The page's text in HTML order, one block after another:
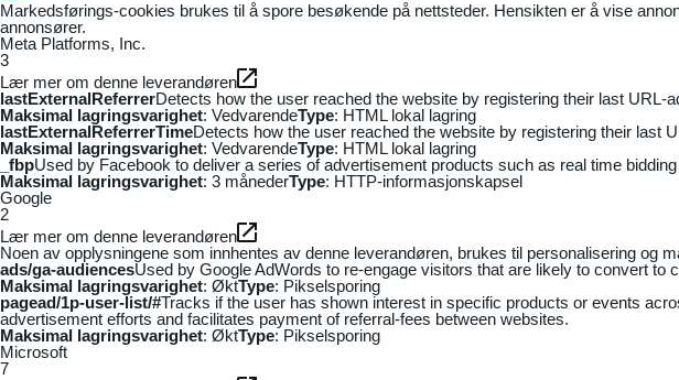
Markedsførings-cookies brukes til å spore besøkende på nettsteder. Hensikten er å vise
annonsører.
Meta Platforms, Inc.
3
Lær mer om denne leverandøren
lastExternalReferrerDetects how the user reached the website by registering their last URL-
Maksimal lagringsvarighet: VedvarendeType: HTML lokal lagring
lastExternalReferrerTimeDetects how the user reached the website by registering their last
Maksimal lagringsvarighet: VedvarendeType: HTML lokal lagring
_fbpUsed by Facebook to deliver a series of advertisement products such as real time
Maksimal lagringsvarighet: 3 månederType: HTTP-informasjonskapsel
Google
2
Lær mer om denne leverandøren
Noen av opplysningene som innhentes av denne leverandøren, brukes til personalisering og
ads/ga-audiencesUsed by Google AdWords to re-engage visitors that are likely to convert
Maksimal lagringsvarighet: ØktType: Pikselsporing
pagead/1p-user-list/#Tracks if the user has shown interest in specific products or events
advertisement efforts and facilitates payment of referral-fees between websites.
Maksimal lagringsvarighet: ØktType: Pikselsporing
Microsoft
7